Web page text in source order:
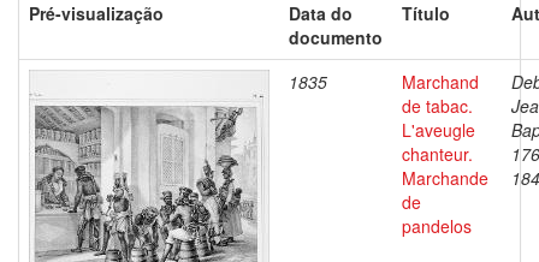
Pré-visualização
Data do
documento
Título
1835
Marchand
de tabac.
L'aveugle
chanteur.
Marchande
de
pandelos